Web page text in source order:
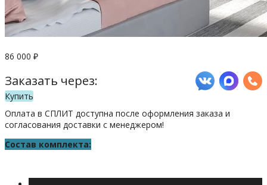
86 000 ₽
Заказать через:
Купить
Оплата в СПЛИТ доступна после оформления заказа и
согласования доставки с менеджером!
Состав комплекта: